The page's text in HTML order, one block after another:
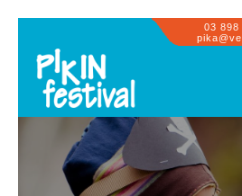
03 898
SPLOŠNO
PROGRAM
PRIZORIŠČA